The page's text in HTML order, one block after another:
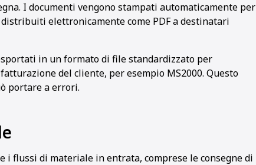
I documenti vengono stampati automaticamente per
elettronicamente come PDF a destinatari
in un formato di file standardizzato per
del cliente, per esempio MS2000. Questo
portare a errori.
i flussi di materiale in entrata, comprese le consegne di